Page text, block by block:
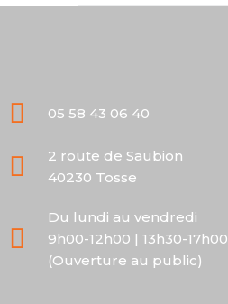
05 58 43 06 40
2 route de Saubion
40230 Tosse
Du lundi au vendredi
9h00-12h00 | 13h30-17h00
(Ouverture au public)